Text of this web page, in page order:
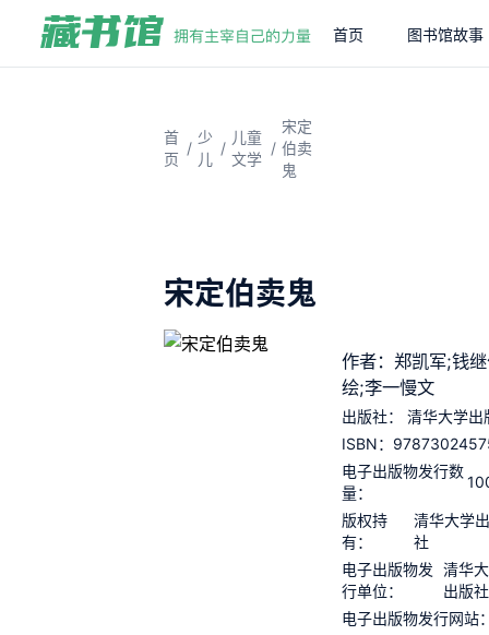
首页 图书馆故事
首
页
/
少
儿
/
儿童
文学
/
宋定
伯卖
鬼
宋定伯卖鬼
作者：郑凯军;钱
绘;李一慢文
出版社：
清华大学出
ISBN：
电子出版物发行数
量：
版权持
有：
清华大学
社
电子出版物发
行单位：
清华
出版社
电子出版物发行网站